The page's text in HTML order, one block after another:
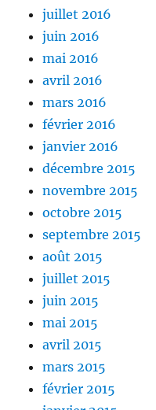
juillet 2016
juin 2016
mai 2016
avril 2016
mars 2016
février 2016
janvier 2016
décembre 2015
novembre 2015
octobre 2015
septembre 2015
août 2015
juillet 2015
juin 2015
mai 2015
avril 2015
mars 2015
février 2015